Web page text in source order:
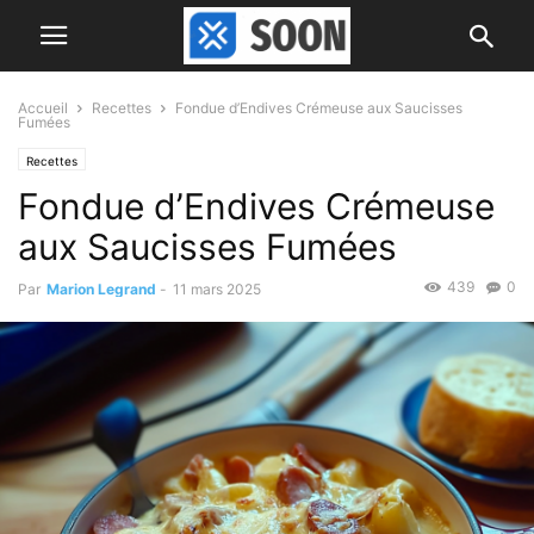
Accueil Recettes
Fondue d’Endives Crémeuse aux Saucisses
Fumées
Recettes
Fondue d’Endives Crémeuse
aux Saucisses Fumées
Par Marion Legrand - 11 mars 2025 0
439